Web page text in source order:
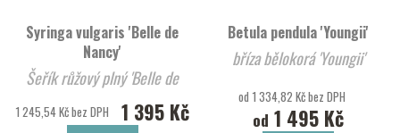
Syringa vulgaris 'Belle de
Nancy'
Šeřík růžový plný 'Belle de
1 245,54 Kč bez DPH 1 395 Kč
Betula pendula 'Youngii'
bříza bělokorá 'Youngii'
od 1 334,82 Kč bez DPH
od 1 495 Kč